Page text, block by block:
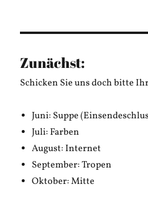
Zunächst:
Schicken Sie uns doch bitte
Juni: Suppe
Juli: Farben
August: Internet
September: Tropen
Oktober: Mitte